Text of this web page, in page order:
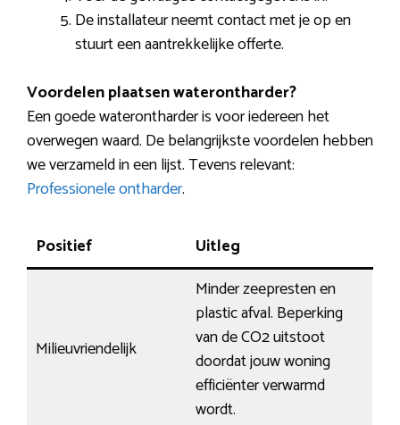
De installateur neemt contact met je op en
stuurt een aantrekkelijke offerte.
Voordelen plaatsen waterontharder?
Een goede waterontharder is voor iedereen het
overwegen waard. De belangrijkste voordelen hebben
we verzameld in een lijst. Tevens relevant:
Professionele ontharder.
Positief Uitleg
Milieuvriendelijk
Minder zeepresten en
plastic afval. Beperking
van de CO2 uitstoot
doordat jouw woning
efficiënter verwarmd
wordt.